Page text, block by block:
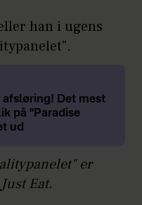
han i ugens
afsløring! Det mest
på "Paradise
ud
er
Eat.